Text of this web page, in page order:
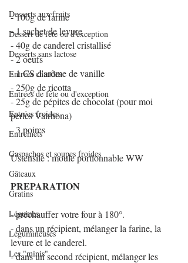
Desserts aux fruits
Dessert de fête ou d'exception
Desserts sans lactose
Entrées chaudes
Entrées de fête ou d'exception
Entrées froides
Entremets
Gaspachos et soupes froides
Gâteaux
Gratins
Légumes
Légumineuses
Les "minis"
- 100g de farine
- 1 sachet de levure
- 40g de canderel cristallisé
- 2 oeufs
- 1 CS d'arôme de vanille
- 250g de ricotta
- 25g de pépites de chocolat (pour moi
perles Valrhona)
- 3 poires
Ustensile : moule portionnable WW
PREPARATION
- préchauffer votre four à 180°.
- dans un récipient, mélanger la farine, la
levure et le canderel.
- dans un second récipient, mélanger les